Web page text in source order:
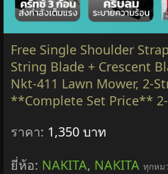
Free Single Shoulder
String Blade + Crescent
Nkt-411 Lawn Mower, 2-
**Complete Set Price**
ราคา: 1,350 บาท
ยี่ห้อ: NAKITA, NAKITA ทุกหม